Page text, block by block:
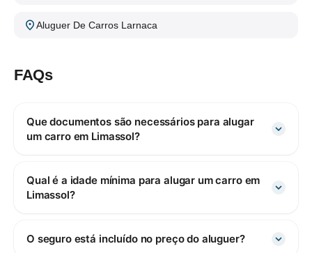
Aluguer De Carros Larnaca
FAQs
Que documentos são necessários para alugar
um carro em Limassol?
Qual é a idade mínima para alugar um carro em
Limassol?
O seguro está incluído no preço do aluguer?